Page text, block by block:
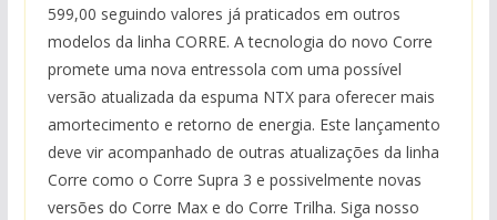
599,00 seguindo valores já praticados em outros
modelos da linha CORRE. A tecnologia do novo Corre
promete uma nova entressola com uma possível
versão atualizada da espuma NTX para oferecer mais
amortecimento e retorno de energia. Este lançamento
deve vir acompanhado de outras atualizações da linha
Corre como o Corre Supra 3 e possivelmente novas
versões do Corre Max e do Corre Trilha. Siga nosso